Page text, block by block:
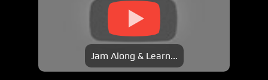
Jam Along & Learn...